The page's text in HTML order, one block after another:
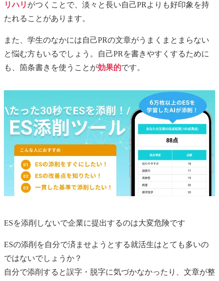
リハリ がつくことで、淡々と長い自己PRよりも好印象を持
たれることがあります。
また、学生のなかには自己PRの文章がうまくまとまらない
と悩む方もいるでしょう。自己PRを書きやすくするために
も、箇条書きを使うことが効果的です。
ESを添削しないで企業に提出するのは大変危険です
ESの添削を自分で済ませようとする就活生はとても多いの
ではないでしょうか？
自分で添削すると誤字・脱字に気づかなかったり、文章が整